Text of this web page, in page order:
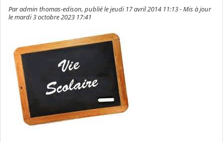
Par admin thomas-edison, publié le jeudi 17 avril 2014 11:13 - Mis à jour
le mardi 3 octobre 2023 17:41